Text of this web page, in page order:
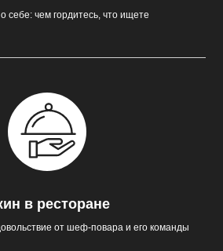
себе: чем гордитесь, что ищете
в ресторане
от шеф-повара и его команды